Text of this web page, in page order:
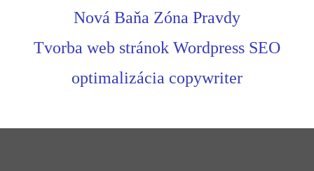
Nová Baňa Zóna Pravdy
Tvorba web stránok Wordpress SEO
optimalizácia copywriter